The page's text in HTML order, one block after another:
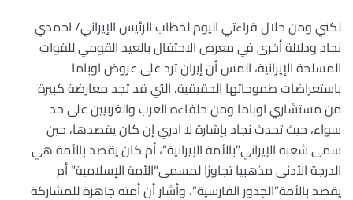
لكني ومن خلال قراءتي اليوم لخطاب الرئيس الإيراني/ احمدي
نجاد ودلالة أخرى في معرض الاحتفال بالعيد القومي للقوات
المسلحة الإيرانية، المس أن إيران ترد على عروض اوباما
باستعراضات طموحاتها الحقيقية، التي قد تجد معارضة كبيرة
من مستشاري اوباما ومن حلفاءه العرب والغربيين على حد
سواء، حيث تحدث نجاد بإشارة لا ادري إن كان يقصدها، حين
سمى شعبه الإيراني”بالأمة الإيرانية”، أم كان يقصد بالأمة هي
الدرجة الأدنى مذهبيا تجاوزا لمسمى”الأمة الإسلامية” أم
يقصد بالأمة”الجذور الفارسية”، وأشار أن أمته جاهزة للمشاركة